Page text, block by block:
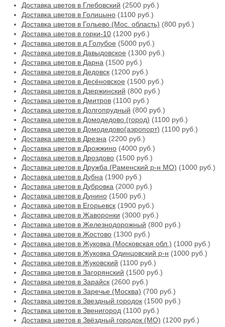
Доставка цветов в Глебовский (2500 руб.)
Доставка цветов в Голицыно (1100 руб.)
Доставка цветов в Гольево (Мос. область) (800 руб.)
Доставка цветов в горки-10 (1200 руб.)
Доставка цветов в д Голубое (5000 руб.)
Доставка цветов в Давыдовское (1300 руб.)
Доставка цветов в Дарна (1500 руб.)
Доставка цветов в Дедовск (1200 руб.)
Доставка цветов в Десёновское (1500 руб.)
Доставка цветов в Дзержинский (800 руб.)
Доставка цветов в Дмитров (1100 руб.)
Доставка цветов в Долгопрудный (800 руб.)
Доставка цветов в Домодедово (город) (1100 руб.)
Доставка цветов в Домодедово(аэропорт) (1100 руб.)
Доставка цветов в Дрезна (2200 руб.)
Доставка цветов в Дрожжино (4000 руб.)
Доставка цветов в Дроздово (1500 руб.)
Доставка цветов в Дружба (Раменский р-н МО) (1000 руб.)
Доставка цветов в Дубна (1900 руб.)
Доставка цветов в Дубровка (2000 руб.)
Доставка цветов в Дунино (1500 руб.)
Доставка цветов в Егорьевск (1900 руб.)
Доставка цветов в Жаворонки (3000 руб.)
Доставка цветов в Железнодорожный (800 руб.)
Доставка цветов в Жостово (1300 руб.)
Доставка цветов в Жуковка (Московская обл.) (1000 руб.)
Доставка цветов в Жуковка Одинцовский р-н (1000 руб.)
Доставка цветов в Жуковский (1100 руб.)
Доставка цветов в Загорянский (1500 руб.)
Доставка цветов в Зарайск (2600 руб.)
Доставка цветов в Заречье (Москва) (700 руб.)
Доставка цветов в Звездный городок (1500 руб.)
Доставка цветов в Звенигород (1100 руб.)
Доставка цветов в Звёздный городок (МО) (1200 руб.)